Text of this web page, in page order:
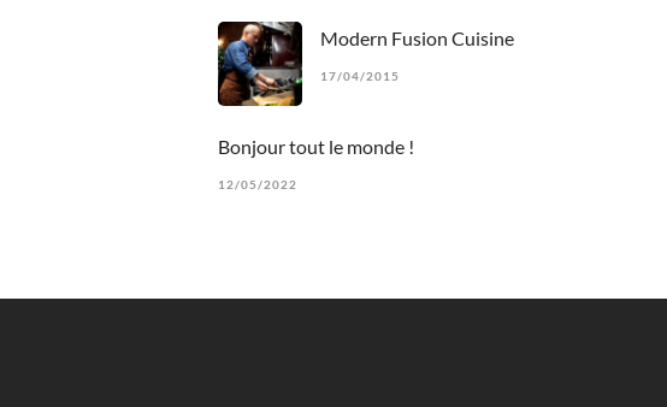
Modern Fusion Cuisine
17/04/2015
Bonjour tout le monde !
12/05/2022